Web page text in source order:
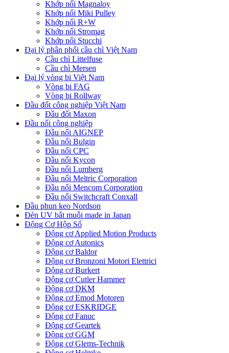
Khớp nối Magnaloy
Khớp nối Miki Pulley
Khớp nối R+W
Khớp nối Stromag
Khớp nối Stucchi
Đại lý phân phối cầu chì Việt Nam
Cầu chì Littelfuse
Cầu chì Mersen
Đại lý vòng bi Việt Nam
Vòng bi FAG
Vòng bi Rollway
Đầu đốt công nghiệp Việt Nam
Đầu đốt Maxon
Đầu nối công nghiệp
Đầu nối AIGNEP
Đầu nối Bulgin
Đầu nối CPC
Đầu nối Kycon
Đầu nối Lumberg
Đầu nối Meltric Corporation
Đầu nối Mencom Corporation
Đầu nối Switchcraft Conxall
Đầu phun keo Nordson
Đèn UV bắt muỗi made in Japan
Động Cơ Hộp Số
Động cơ Applied Motion Products
Động cơ Autonics
Động cơ Baldor
Động cơ Bronzoni Motori Elettrici
Động cơ Burkert
Động cơ Cutler Hammer
Động cơ DKM
Động cơ Emod Motoren
Động cơ ESKRIDGE
Động cơ Fanuc
Động cơ Geartek
Động cơ GGM
Động cơ Glems-Technik